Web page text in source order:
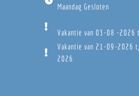
Maandag Gesloten
Vakantie van 03-08 -
Vakantie van 21-09-2026
2026